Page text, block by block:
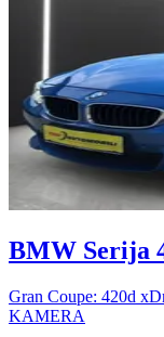
BMW Serija
Gran Coupe: 420d
KAMERA